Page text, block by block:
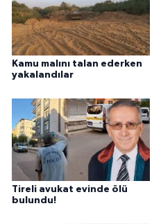
Kamu malını talan ederken
yakalandılar
Tireli avukat evinde ölü
bulundu!